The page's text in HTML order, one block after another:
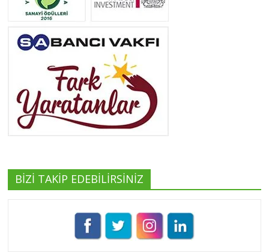
Yeşilist
Tüm yazıları görüntüle
BİZİ TAKİP EDEBİLİRSİNİZ